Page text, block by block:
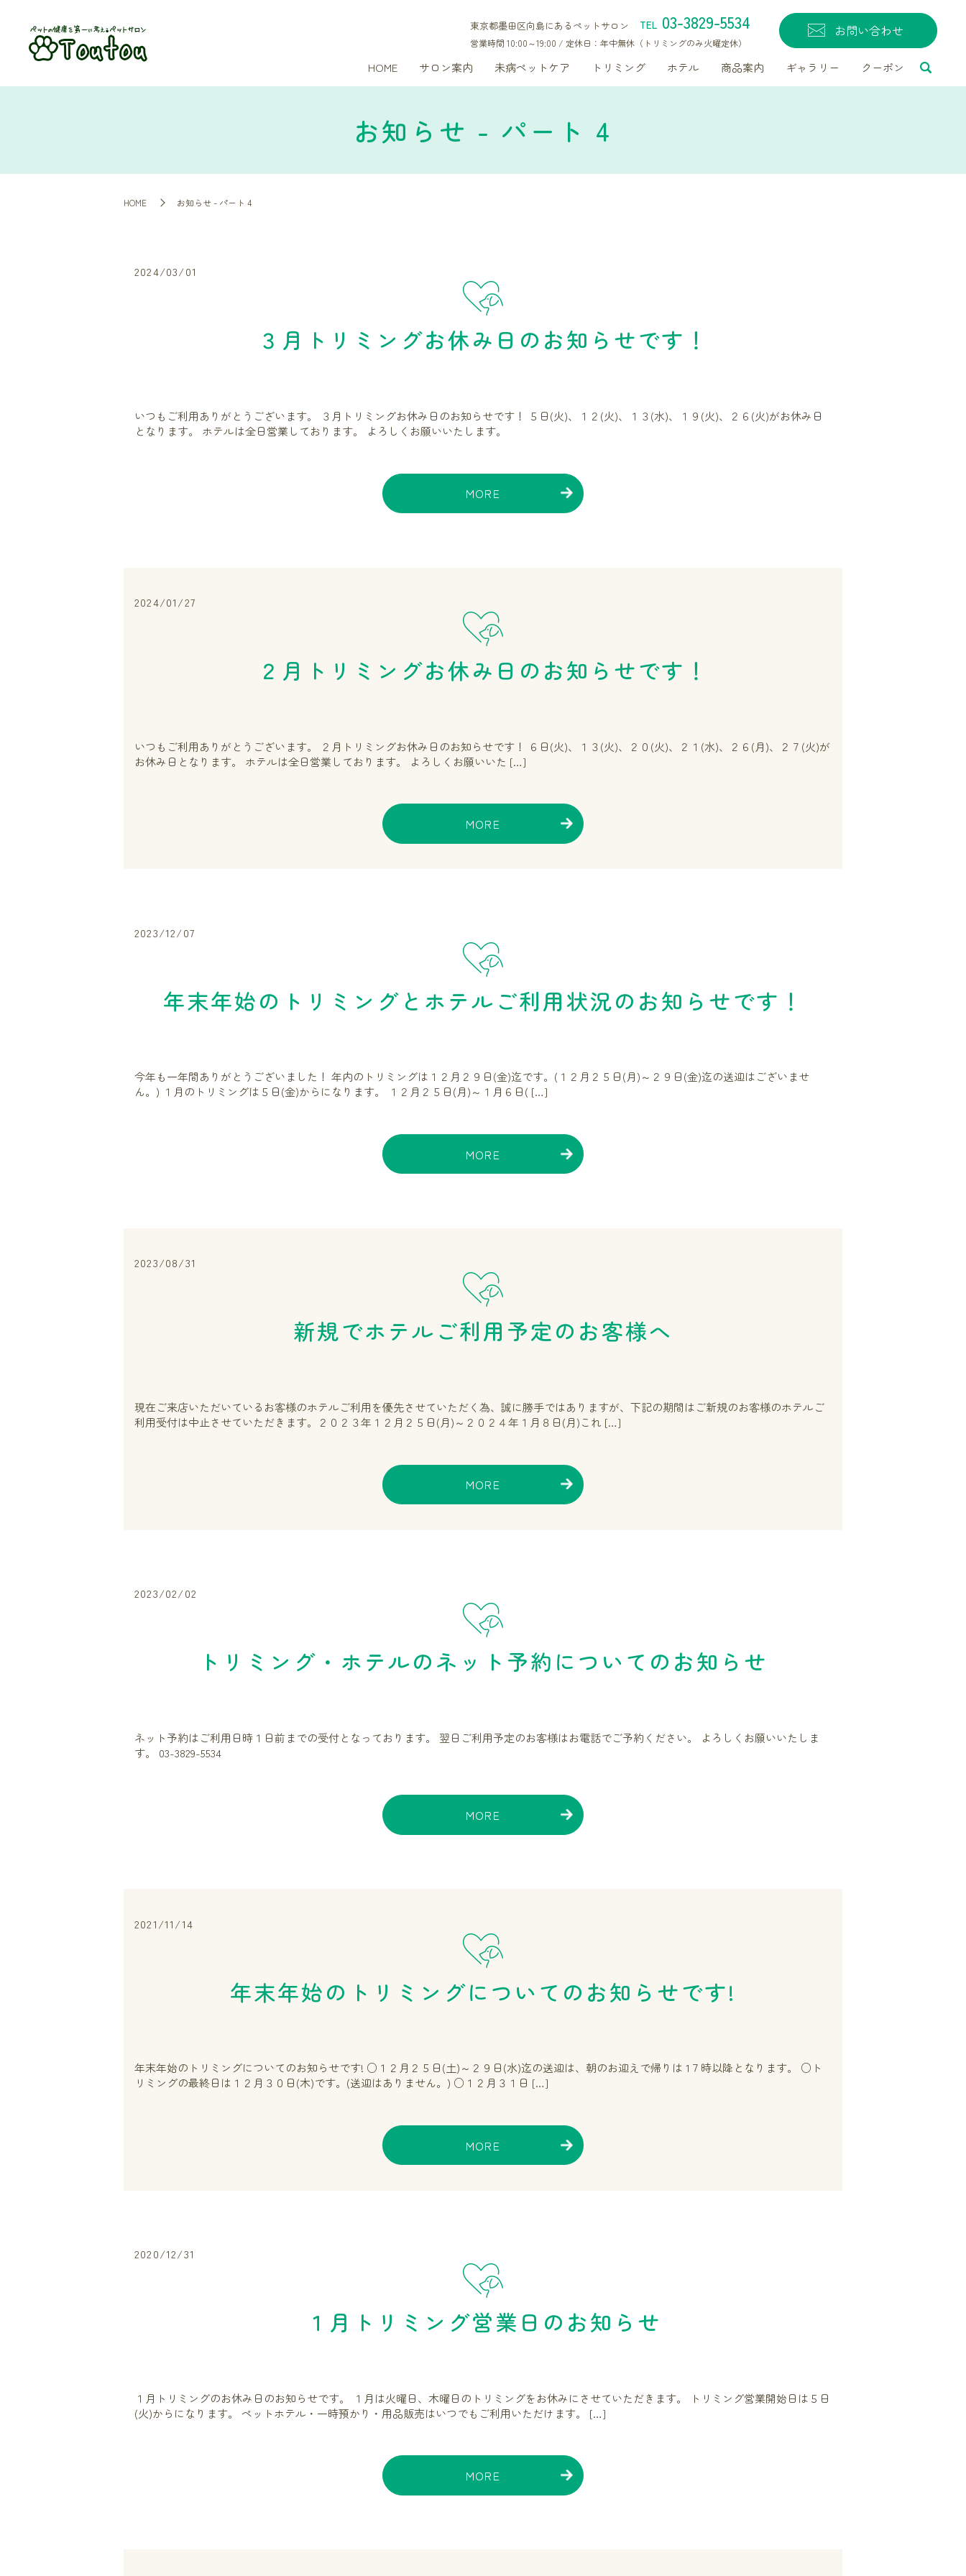
東京都墨田区向島にあるペットサロン TEL 03-3829-5534
営業時間 10:00～19:00 / 定休日：年中無休（トリミングのみ火曜定休）
お問い合わせ
HOME サロン案内 未病ペットケア トリミング ホテル 商品案内 ギャラリー クーポン
お知らせ - パート 4
HOME お知らせ - パート 4
2024/03/01
３月トリミングお休み日のお知らせです！
いつもご利用ありがとうございます。 ３月トリミングお休み日のお知らせです！ ５日(火)、１２(火)、１３(水)、１９(火)、２６(火)がお休み日
となります。 ホテルは全日営業しております。 よろしくお願いいたします。
MORE
2024/01/27
２月トリミングお休み日のお知らせです！
いつもご利用ありがとうございます。 ２月トリミングお休み日のお知らせです！ ６日(火)、１３(火)、２０(火)、２１(水)、２６(月)、２７(火)が
お休み日となります。 ホテルは全日営業しております。 よろしくお願いいた […]
MORE
2023/12/07
年末年始のトリミングとホテルご利用状況のお知らせです！
今年も一年間ありがとうございました！ 年内のトリミングは１２月２９日(金)迄です。(１２月２５日(月)～２９日(金)迄の送迎はございませ
ん。) １月のトリミングは５日(金)からになります。 １２月２５日(月)～１月６日( […]
MORE
2023/08/31
新規でホテルご利用予定のお客様へ
現在ご来店いただいているお客様のホテルご利用を優先させていただく為、誠に勝手ではありますが、下記の期間はご新規のお客様のホテルご
利用受付は中止させていただきます。２０２３年１２月２５日(月)～２０２４年１月８日(月)これ […]
MORE
2023/02/02
トリミング・ホテルのネット予約についてのお知らせ
ネット予約はご利用日時１日前までの受付となっております。 翌日ご利用予定のお客様はお電話でご予約ください。 よろしくお願いいたしま
す。 03-3829-5534
MORE
2021/11/14
年末年始のトリミングについてのお知らせです!
年末年始のトリミングについてのお知らせです! ○１２月２５日(土)～２９日(水)迄の送迎は、朝のお迎えで帰りは 1７時以降となります。 ○ト
リミングの最終日は１２月３０日(木)です。(送迎はありません。) ○１２月３１日 […]
MORE
2020/12/31
１月トリミング営業日のお知らせ
１月トリミングのお休み日のお知らせです。 １月は火曜日、木曜日のトリミングをお休みにさせていただきます。 トリミング営業開始日は５日
(火)からになります。 ペットホテル・一時預かり・用品販売はいつでもご利用いただけます。 […]
MORE